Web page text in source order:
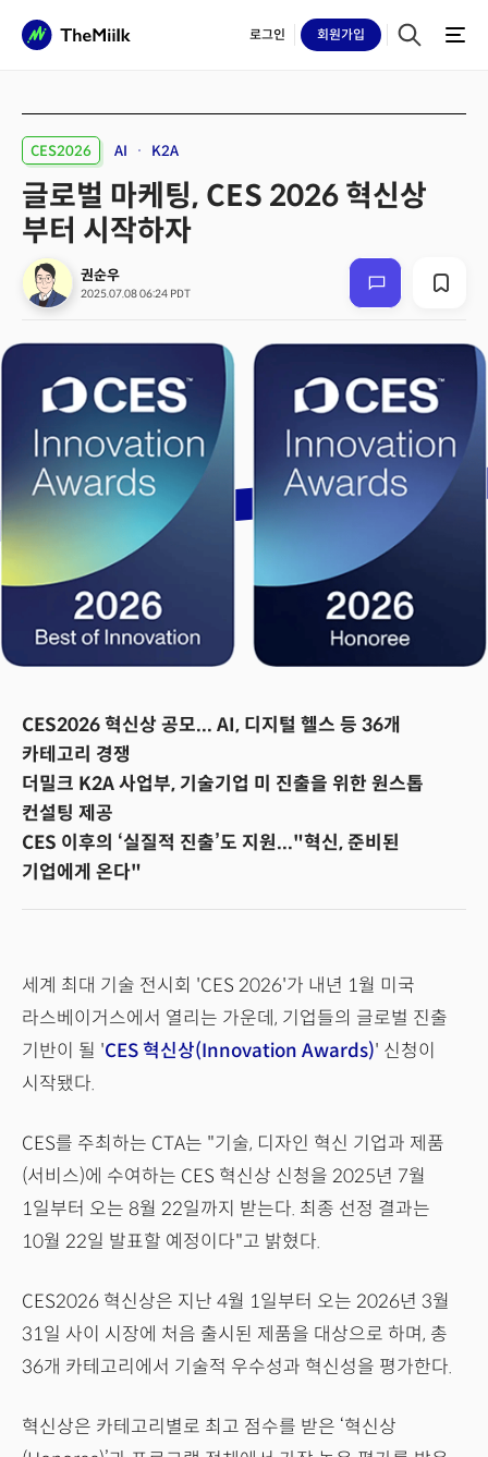
로그인 회원가입
CES2026 AI K2A
글로벌 마케팅, CES 2026 혁신상
부터 시작하자
권순우
2025.07.08 06:24 PDT
CES2026 혁신상 공모... AI, 디지털 헬스 등 36개
카테고리 경쟁
더밀크 K2A 사업부, 기술기업 미 진출을 위한 원스톱
컨설팅 제공
CES 이후의 ‘실질적 진출’도 지원..."혁신, 준비된
기업에게 온다"
세계 최대 기술 전시회 'CES 2026'가 내년 1월 미국
라스베이거스에서 열리는 가운데, 기업들의 글로벌 진출
기반이 될 'CES 혁신상(Innovation Awards)' 신청이
시작됐다.
CES를 주최하는 CTA는 "기술, 디자인 혁신 기업과 제품
(서비스)에 수여하는 CES 혁신상 신청을 2025년 7월
1일부터 오는 8월 22일까지 받는다. 최종 선정 결과는
10월 22일 발표할 예정이다"고 밝혔다.
CES2026 혁신상은 지난 4월 1일부터 오는 2026년 3월
31일 사이 시장에 처음 출시된 제품을 대상으로 하며, 총
36개 카테고리에서 기술적 우수성과 혁신성을 평가한다.
혁신상은 카테고리별로 최고 점수를 받은 ‘혁신상